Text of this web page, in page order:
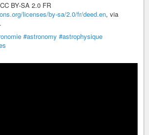
BY-SA 2.0 FR
licenses/by-sa/2.0/fr/deed.en, via
#astronomy #astrophysique